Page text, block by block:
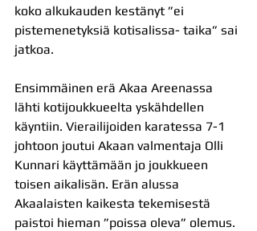
koko alkukauden kestänyt ”ei
pistemenetyksiä kotisalissa- taika” sai
jatkoa.
Ensimmäinen erä Akaa Areenassa
lähti kotijoukkueelta yskähdellen
käyntiin. Vierailijoiden karatessa 7-1
johtoon joutui Akaan valmentaja Olli
Kunnari käyttämään jo joukkueen
toisen aikalisän. Erän alussa
Akaalaisten kaikesta tekemisestä
paistoi hieman ”poissa oleva” olemus.